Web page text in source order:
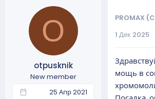
O
otpusknik
New member
25 Апр 2021
PROMAX
1 Дек 2025
мощь в